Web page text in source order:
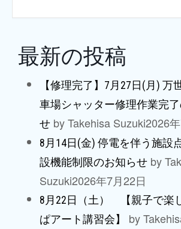
最新の投稿
【修理完了】7月27日(月) 万
車場シャッター修理作業完
せ by Takehisa Suzuki2026
8月14日(金) 停電を伴う施設
設機能制限のお知らせ by
Suzuki2026年7月22日
8月22日（土） 【親子で楽
ぱアート講習会】
by